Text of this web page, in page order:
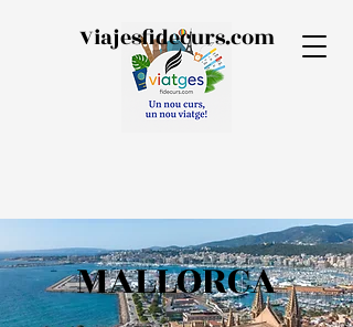
Viajesfidecurs.com
MALLORCA